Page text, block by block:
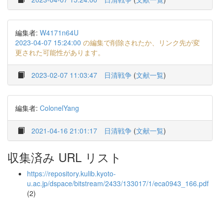
編集者: W4171n64U
2023-04-07 15:24:00 の編集で削除されたか、リンク先が変
更された可能性があります。
2023-02-07 11:03:47 日清戦争 (文献一覧)
編集者: ColonelYang
2021-04-16 21:01:17 日清戦争 (文献一覧)
収集済み URL リスト
https://repository.kulib.kyoto-
u.ac.jp/dspace/bitstream/2433/133017/1/eca0943_166.pdf
(2)